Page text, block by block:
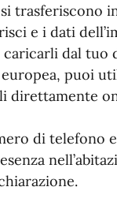
trasferiscono
e i dati
dal tuo
puoi
direttamente
di telefono